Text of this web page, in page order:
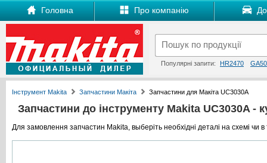
Головна Про компанію
Популярні запити: HR2470
Інструмент Makita Запчастини Макіта Запчастини для Макіта UC3030A
Запчастини до інструменту Makita UC3030A -
Для замовлення запчастин Makita, выберіть необхідні деталі на схемі чи в